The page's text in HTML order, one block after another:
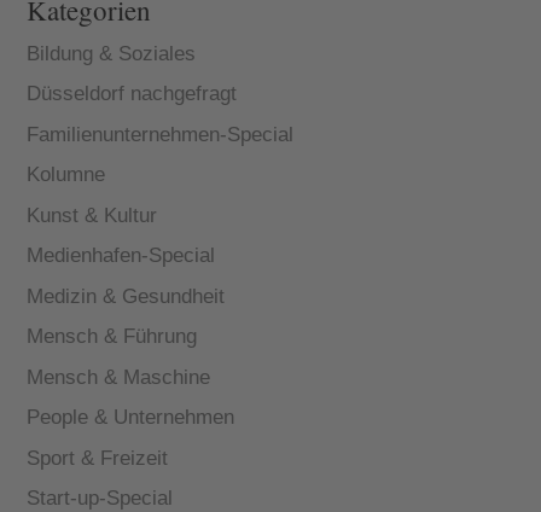
Kategorien
Bildung & Soziales
Düsseldorf nachgefragt
Familienunternehmen-Special
Kolumne
Kunst & Kultur
Medienhafen-Special
Medizin & Gesundheit
Mensch & Führung
Mensch & Maschine
People & Unternehmen
Sport & Freizeit
Start-up-Special